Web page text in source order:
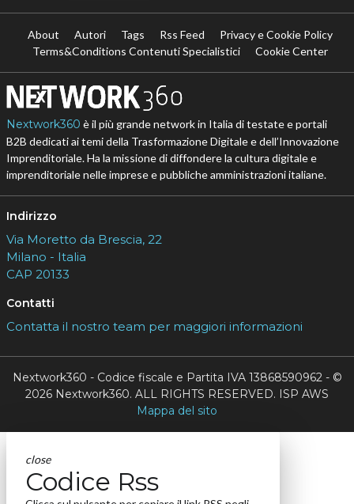
About Autori Tags Rss Feed
Privacy e Cookie Policy
Terms&Conditions Contenuti Specialistici
Cookie Center
Nextwork360 è il più grande network in Italia di testate e portali
B2B dedicati ai temi della Trasformazione Digitale e dell’Innovazione
Imprenditoriale. Ha la missione di diffondere la cultura digitale e
imprenditoriale nelle imprese e pubbliche amministrazioni italiane.
Indirizzo
Via Moretto da Brescia, 22
Milano - Italia
CAP 20133
Contatti
Contatta il nostro team per maggiori informazioni
Nextwork360 - Codice fiscale e Partita IVA 13868590962 - ©
2026 Nextwork360. ALL RIGHTS RESERVED. ISP AWS
Mappa del sito
close
Codice Rss